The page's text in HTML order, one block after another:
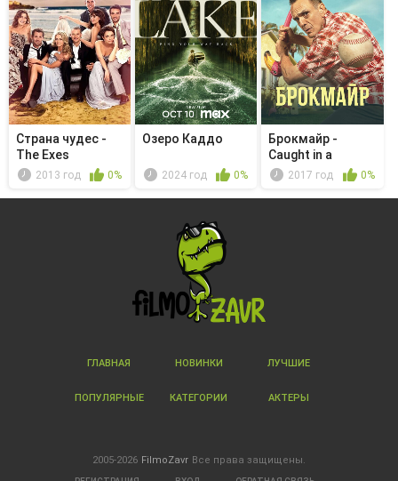
Страна чудес -
The Exes
2013 год 0%
Озеро Каддо
2024 год 0%
Брокмайр -
Caught in a
Rundown
2017 год 0%
ГЛАВНАЯ НОВИНКИ ЛУЧШИЕ
ПОПУЛЯРНЫЕ КАТЕГОРИИ АКТЕРЫ
2005-2026 FilmoZavr Все права защищены.